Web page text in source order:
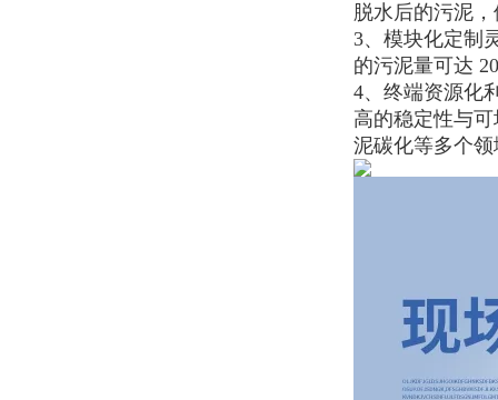
脱水后的污泥
3、模块化定制
的污泥量可达
4、终端资源化
高的稳定性与
泥碳化等多个领